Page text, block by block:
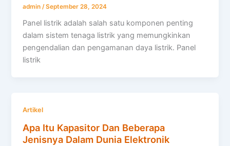
admin /September 28, 2024
Panel listrik adalah salah satu komponen penting
dalam sistem tenaga listrik yang memungkinkan
pengendalian dan pengamanan daya listrik. Panel
listrik
Artikel
Apa Itu Kapasitor Dan Beberapa
Jenisnya Dalam Dunia Elektronik